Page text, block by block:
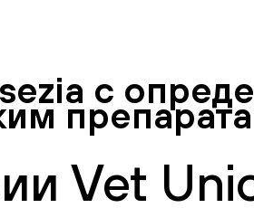
с
Vet